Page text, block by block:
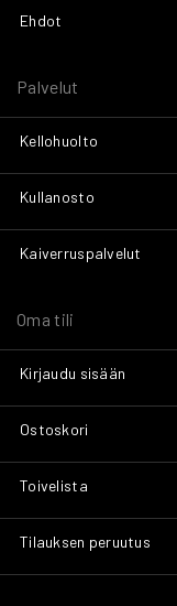
Ehdot
Palvelut
Kellohuolto
Kullanosto
Kaiverruspalvelut
Oma tili
Kirjaudu sisään
Ostoskori
Toivelista
Tilauksen peruutus